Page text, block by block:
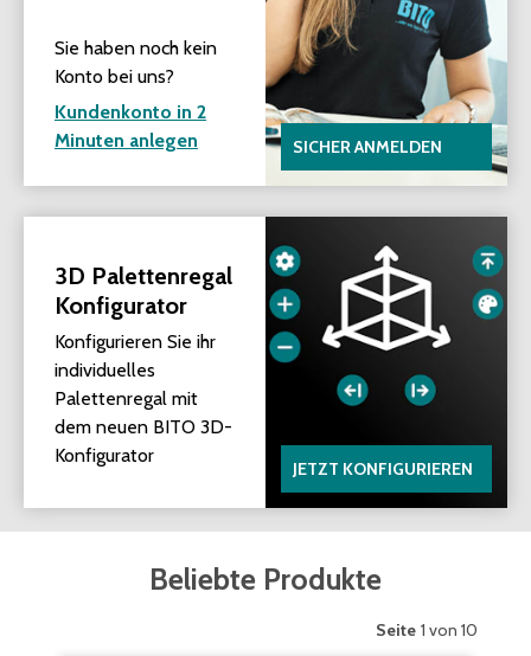
Sie haben noch kein
Konto bei uns?
Kundenkonto in 2
Minuten anlegen
SICHER ANMELDEN
3D Palettenregal
Konfigurator
Konfigurieren Sie ihr
individuelles
Palettenregal mit
dem neuen BITO 3D-
Konfigurator
JETZT KONFIGURIEREN
Beliebte Produkte
Seite 1 von 10